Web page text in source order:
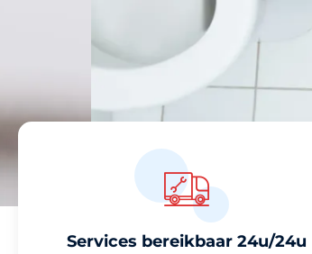
wij vinden altijd een
Meer informatie
Services bereikbaar 24u/24u